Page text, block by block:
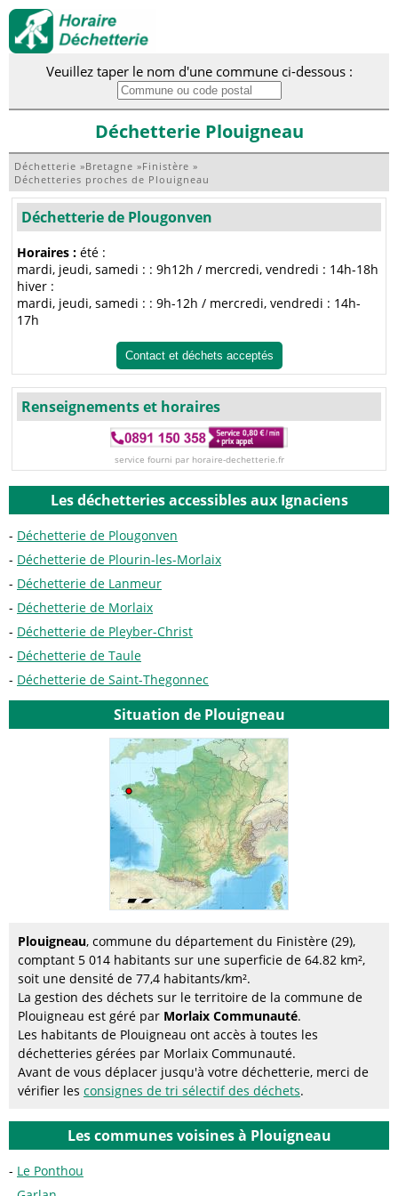
Veuillez taper le nom d'une commune ci-dessous :
Déchetterie Plouigneau
Déchetterie »Bretagne »Finistère »
Déchetteries proches de Plouigneau
Déchetterie de Plougonven
Horaires : été :
mardi, jeudi, samedi : : 9h12h / mercredi, vendredi : 14h-18h
hiver :
mardi, jeudi, samedi : : 9h-12h / mercredi, vendredi : 14h-
17h
Contact et déchets acceptés
Renseignements et horaires
service fourni par horaire-dechetterie.fr
Les déchetteries accessibles aux Ignaciens
Déchetterie de Plougonven
Déchetterie de Plourin-les-Morlaix
Déchetterie de Lanmeur
Déchetterie de Morlaix
Déchetterie de Pleyber-Christ
Déchetterie de Taule
Déchetterie de Saint-Thegonnec
Situation de Plouigneau
Plouigneau, commune du département du Finistère (29),
comptant 5 014 habitants sur une superficie de 64.82 km²,
soit une densité de 77,4 habitants/km².
La gestion des déchets sur le territoire de la commune de
Plouigneau est géré par Morlaix Communauté.
Les habitants de Plouigneau ont accès à toutes les
déchetteries gérées par Morlaix Communauté.
Avant de vous déplacer jusqu'à votre déchetterie, merci de
vérifier les consignes de tri sélectif des déchets.
Les communes voisines à Plouigneau
Le Ponthou